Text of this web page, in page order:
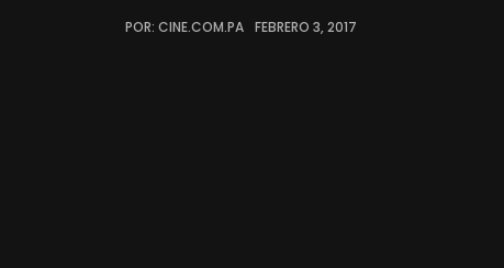
POR: CINE.COM.PA FEBRERO 3, 2017